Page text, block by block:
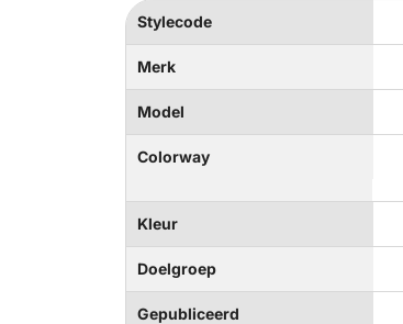
Stylecode
Merk
Model
Colorway
Kleur
Doelgroep
Gepubliceerd